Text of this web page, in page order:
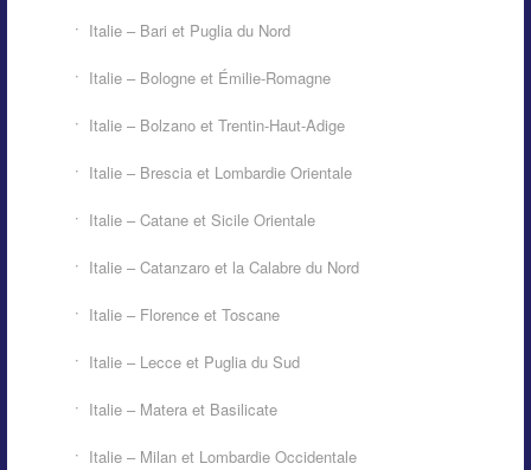
Italie – Bari et Puglia du Nord
Italie – Bologne et Émilie-Romagne
Italie – Bolzano et Trentin-Haut-Adige
Italie – Brescia et Lombardie Orientale
Italie – Catane et Sicile Orientale
Italie – Catanzaro et la Calabre du Nord
Italie – Florence et Toscane
Italie – Lecce et Puglia du Sud
Italie – Matera et Basilicate
Italie – Milan et Lombardie Occidentale